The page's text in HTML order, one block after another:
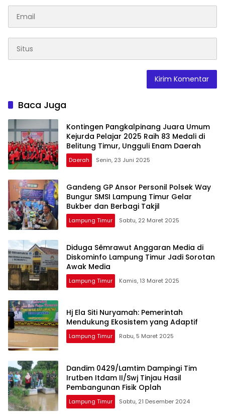
Baca Juga
Kontingen Pangkalpinang Juara Umum
Kejurda Pelajar 2025 Raih 83 Medali di
Belitung Timur, Ungguli Enam Daerah
Daerah Senin, 23 Juni 2025
Gandeng GP Ansor Personil Polsek Way
Bungur SMSI Lampung Timur Gelar
Bukber dan Berbagi Takjil
Lampung Timur Sabtu, 22 Maret 2025
Diduga Sêmrawut Anggaran Media di
Diskominfo Lampung Timur Jadi Sorotan
Awak Media
Lampung Timur Kamis, 13 Maret 2025
Hj Ela Siti Nuryamah: Pemerintah
Mendukung Ekosistem yang Adaptif
Lampung Timur Rabu, 5 Maret 2025
Dandim 0429/Lamtim Dampingi Tim
Irutben Itdam II/Swj Tinjau Hasil
Pembangunan Fisik Oplah
Lampung Timur Sabtu, 21 Desember 2024